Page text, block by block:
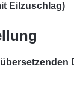
Eilzuschlag)